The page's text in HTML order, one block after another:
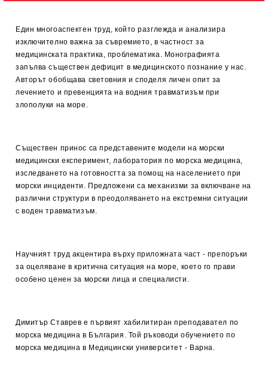
Един многоаспектен труд, който разглежда и анализира
изключително важна за съвремието, в частност за
медицинската практика, проблематика. Монографията
запълва съществен дефицит в медицинското познание у нас.
Авторът обобщава световния и споделя личен опит за
лечението и превенцията на водния травматизъм при
злополуки на море.
Съществен принос са представените модели на морски
медицински експеримент, лаборатория по морска медицина,
изследването на готовността за помощ на населението при
морски инциденти. Предложени са механизми за включване на
различни структури в преодоляването на екстремни ситуации
с воден травматизъм.
Научният труд акцентира върху приложната част - препоръки
за оцеляване в критична ситуация на море, което го прави
особено ценен за морски лица и специалисти.
Димитър Ставрев е първият хабилитиран преподавател по
морска медицина в България. Той ръководи обучението по
морска медицина в Медицински университет - Варна.